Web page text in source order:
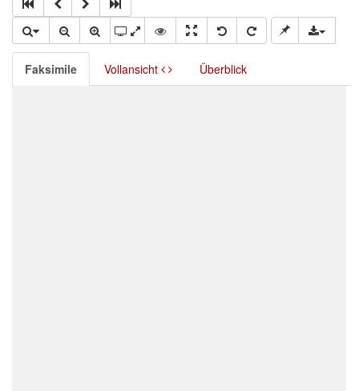
Faksimile Vollansicht Überblick